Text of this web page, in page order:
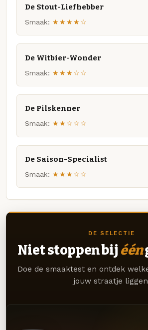
De Stout-Liefhebber
Smaak: ★★★★☆
De Witbier-Wonder
Smaak: ★★★☆☆
De Pilskenner
Smaak: ★★☆☆☆
De Saison-Specialist
Smaak: ★★★☆☆
DE SELECTIE
Niet stoppen bij één
Doe de smaaktest en ontdek
jouw straatje